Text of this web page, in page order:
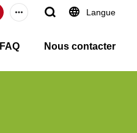
Langue
FAQ Nous contacter